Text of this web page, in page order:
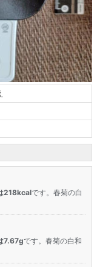
218kcalです。春菊の白
7.67gです。春菊の白和